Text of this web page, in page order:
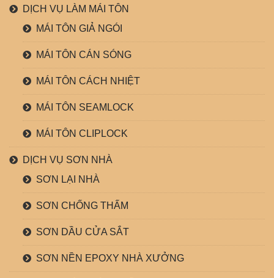
DỊCH VỤ LÀM MÁI TÔN
MÁI TÔN GIẢ NGÓI
MÁI TÔN CÁN SÓNG
MÁI TÔN CÁCH NHIỆT
MÁI TÔN SEAMLOCK
MÁI TÔN CLIPLOCK
DỊCH VỤ SƠN NHÀ
SƠN LẠI NHÀ
SƠN CHỐNG THẤM
SƠN DẦU CỬA SẮT
SƠN NỀN EPOXY NHÀ XƯỞNG